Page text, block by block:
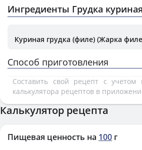
Ингредиенты Грудка
Куриная грудка (филе) (Жарка
Способ приготовления
Составить свой рецепт с
калькулятора рецептов в
Калькулятор рецепта
Пищевая ценность на 100 г